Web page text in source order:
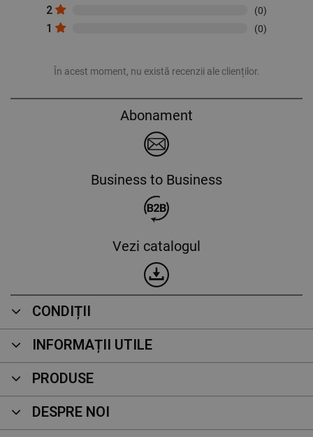
2 (0)
1 (0)
În acest moment, nu există recenzii ale clienților.
Abonament
Business to Business
Vezi catalogul
CONDIȚII
INFORMAȚII UTILE
PRODUSE
DESPRE NOI